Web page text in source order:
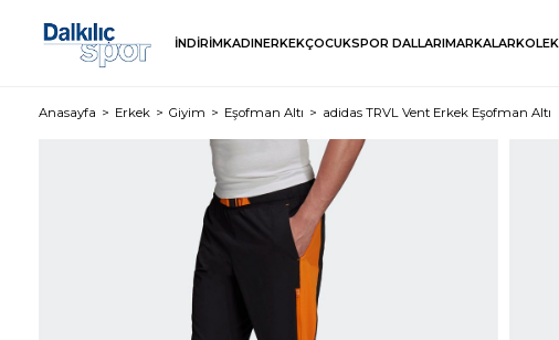
İNDİRİMKADINERKEKÇOCUKSPOR DALLARIMARKALAR
Anasayfa Erkek Giyim Eşofman Altı adidas TRVL Vent Erkek Eşofman Altı